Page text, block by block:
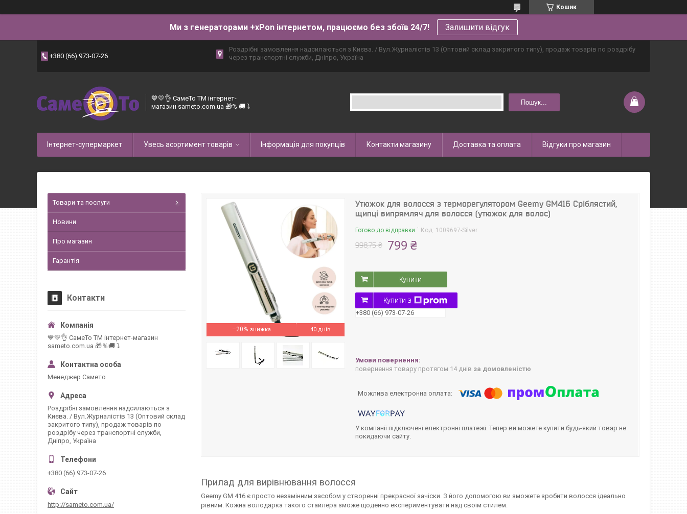
Кошик
Ми з генераторами +xPon інтернетом, працюємо без збоїв 24/7! Залишити відгук
+380 (66) 973-07-26
Роздрібні замовлення надсилаються з Києва. / Вул.Журналістів 13 (Оптовий склад закритого типу), продаж товарів по роздрібу
через транспортні служби, Дніпро, Україна
💙💛👌 СамеТо ТМ інтернет-
магазин sameto.com.ua 🎁% 🚚 ⤵
Пошук...
Інтернет-супермаркет Увесь асортимент товарів Інформація для покупців Контакти магазину Доставка та оплата Відгуки про магазин
–20% 40 днів
Утюжок для волосся з терморегулятором Geemy GM416 Сріблястий,
щипці випрямляч для волосся (утюжок для волос)
Готово до відправки Код: 1009697-Silver
998,75 ₴ 799 ₴
Купити
Купити з
+380 (66) 973-07-26
повернення товару протягом 14 днів за домовленістю
У компанії підключені електронні платежі. Тепер ви можете купити будь-який товар не
покидаючи сайту.
Прилад для вирівнювання волосся
Geemy GM 416 є просто незамінним засобом у створенні прекрасної зачіски. З його допомогою ви зможете зробити волосся ідеально
рівним. Кожна володарка такого стайлера зможе щоденно експериментувати над своїм стилем.
Товари та послуги
Новини
Про магазин
Гарантія
Контакти
💙💛👌 СамеТо ТМ інтернет-магазин
sameto.com.ua 🎁％🚚 ⤵
Менеджер Самето
Роздрібні замовлення надсилаються з
Києва. / Вул.Журналістів 13 (Оптовий склад
закритого типу), продаж товарів по
роздрібу через транспортні служби,
Дніпро, Україна
+380 (66) 973-07-26
http://sameto.com.ua/